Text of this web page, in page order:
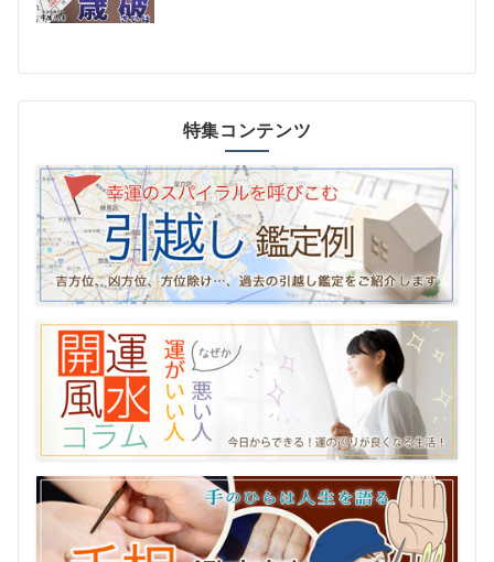
特集コンテンツ